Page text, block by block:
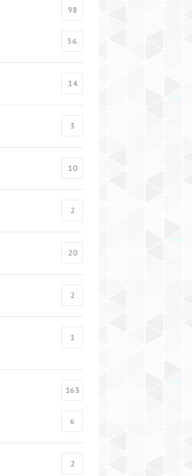
98
56
14
3
10
2
20
2
1
163
6
2